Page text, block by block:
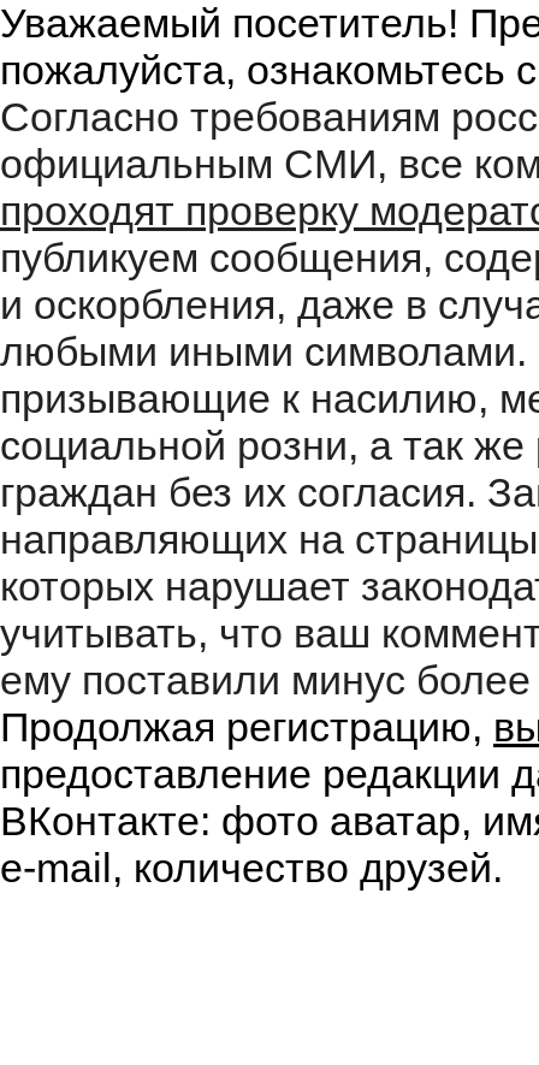
Уважаемый посетитель!
пожалуйста, ознакомьтесь
Согласно требованиям
официальным СМИ, все
проходят проверку
публикуем сообщения,
и оскорбления, даже в
любыми иными символами.
призывающие к насилию,
социальной розни, а так
граждан без их согласия.
направляющих на
которых нарушает
учитывать, что ваш
ему поставили минус
Продолжая регистрацию,
предоставление редакции
ВКонтакте: фото аватар,
e-mail, количество друзей.